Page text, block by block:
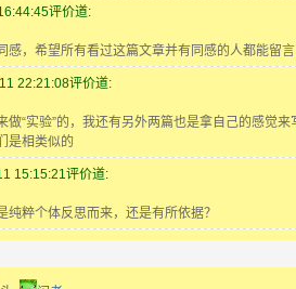
评价道:
感，希望所有看过这篇文章并有同感的人都能留言
22:21:08评价道:
做“实验”的，我还有另外两篇也是拿自己的感觉
是相类似的
15:15:21评价道:
纯粹个体反思而来，还是有所依据？